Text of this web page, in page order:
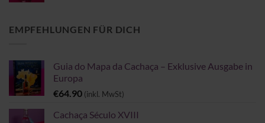
€32.90
EMPFEHLUNGEN FÜR DICH
Guia do Mapa da Cachaça – Exklusive Ausgabe in
Europa
€64.90 (inkl. MwSt)
Cachaça Século XVIII